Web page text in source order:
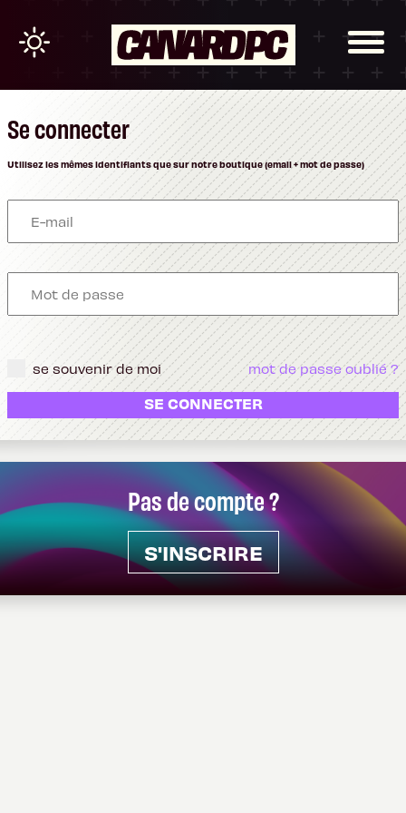
Pas de compte ?
S'INSCRIRE
Se connecter
Utilisez les mêmes identifiants que sur notre boutique (email + mot de passe)
se souvenir de moi mot de passe oublié ?
SE CONNECTER